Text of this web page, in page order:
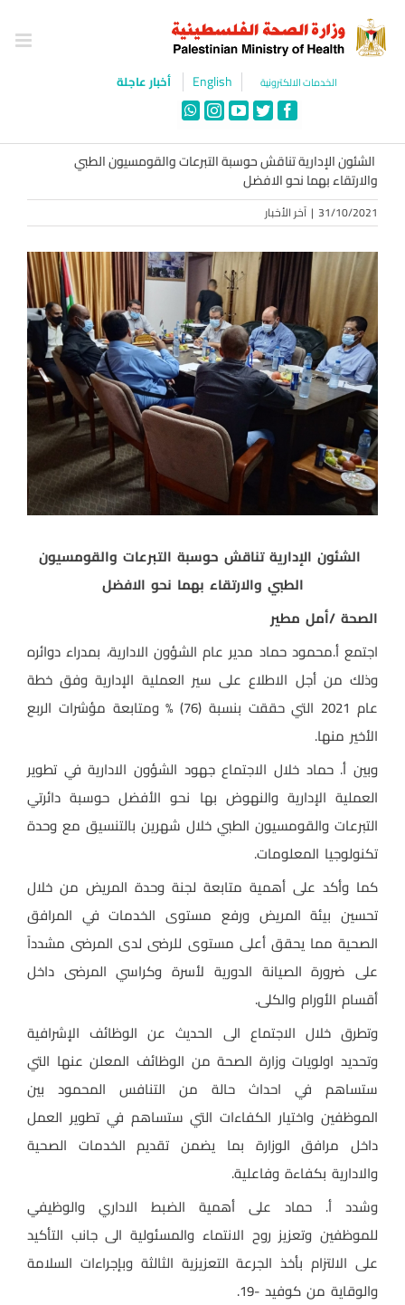
content
الخدمات الالكترونية English أخبار عاجلة
Facebook
Twitter
YouTube
Instagram
WhatsApp
الشئون الإدارية تناقش حوسبة التبرعات والقومسيون الطبي
والارتقاء بهما نحو الافضل
31/10/2021
| آخر الأخبار
الشئون الإدارية تناقش حوسبة التبرعات والقومسيون
الطبي والارتقاء بهما نحو الافضل
الصحة /أمل مطير
اجتمع أ.محمود حماد مدير عام الشؤون الادارية، بمدراء دوائره
وذلك من أجل الاطلاع على سير العملية الإدارية وفق خطة
عام 2021 التي حققت بنسبة (76) % ومتابعة مؤشرات الربع
الأخير منها.
وبين أ. حماد خلال الاجتماع جهود الشؤون الادارية في تطوير
العملية الإدارية والنهوض بها نحو الأفضل حوسبة دائرتي
التبرعات والقومسيون الطبي خلال شهرين بالتنسيق مع وحدة
تكنولوجيا المعلومات.
كما وأكد على أهمية متابعة لجنة وحدة المريض من خلال
تحسين بيئة المريض ورفع مستوى الخدمات في المرافق
الصحية مما يحقق أعلى مستوى للرضى لدى المرضى مشدداً
على ضرورة الصيانة الدورية لأسرة وكراسي المرضى داخل
أقسام الأورام والكلى.
وتطرق خلال الاجتماع الى الحديث عن الوظائف الإشرافية
وتحديد اولويات وزارة الصحة من الوظائف المعلن عنها التي
ستساهم في احداث حالة من التنافس المحمود بين
الموظفين واختيار الكفاءات التي ستساهم في تطوير العمل
داخل مرافق الوزارة بما يضمن تقديم الخدمات الصحية
والادارية بكفاءة وفاعلية.
وشدد أ. حماد على أهمية الضبط الاداري والوظيفي
للموظفين وتعزيز روح الانتماء والمسئولية الى جانب التأكيد
على الالتزام بأخذ الجرعة التعزيزية الثالثة وبإجراءات السلامة
والوقاية من كوفيد -19.